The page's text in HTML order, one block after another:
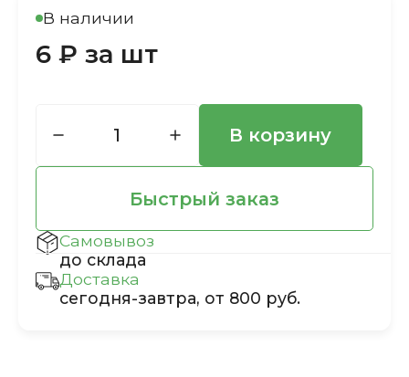
В наличии
6 ₽ за шт
В корзину
Быстрый заказ
Самовывоз
до склада
Доставка
сегодня-завтра, от 800 руб.